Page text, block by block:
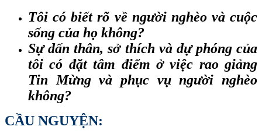
Tôi có biết rõ về người nghèo và cuộc
sống của họ không?
Sự dấn thân, sở thích và dự phóng của
tôi có đặt tâm điểm ở việc rao giảng
Tin Mừng và phục vụ người nghèo
không?
CẦU NGUYỆN: